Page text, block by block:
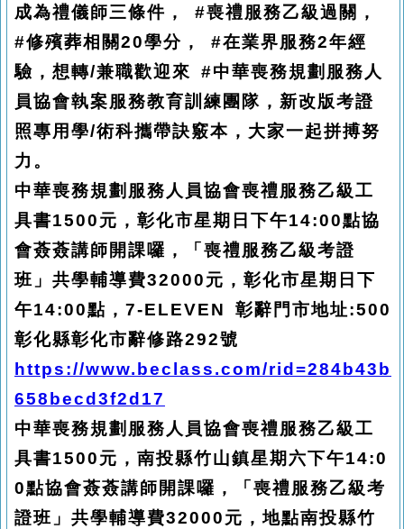
成為禮儀師三條件， #喪禮服務乙級過關，
#修殯葬相關20學分， #在業界服務2年經
驗，想轉/兼職歡迎來 #中華喪務規劃服務人
員協會執案服務教育訓練團隊，新改版考證
照專用學/術科攜帶訣竅本，大家一起拼搏努
力。
中華喪務規劃服務人員協會喪禮服務乙級工
具書1500元，彰化市星期日下午14:00點協
會薟薟講師開課囉，「喪禮服務乙級考證
班」共學輔導費32000元，彰化市星期日下
午14:00點，7-ELEVEN 彰辭門市地址:500
彰化縣彰化市辭修路292號
https://www.beclass.com/rid=284b43b
658becd3f2d17
中華喪務規劃服務人員協會喪禮服務乙級工
具書1500元，南投縣竹山鎮星期六下午14:0
0點協會薟薟講師開課囉，「喪禮服務乙級考
證班」共學輔導費32000元，地點南投縣竹